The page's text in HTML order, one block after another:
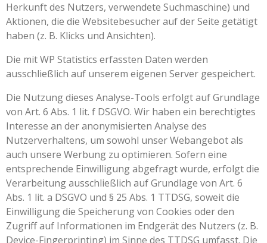
Herkunft des Nutzers, verwendete Suchmaschine) und
Aktionen, die die Websitebesucher auf der Seite getätigt
haben (z. B. Klicks und Ansichten).
Die mit WP Statistics erfassten Daten werden
ausschließlich auf unserem eigenen Server gespeichert.
Die Nutzung dieses Analyse-Tools erfolgt auf Grundlage
von Art. 6 Abs. 1 lit. f DSGVO. Wir haben ein berechtigtes
Interesse an der anonymisierten Analyse des
Nutzerverhaltens, um sowohl unser Webangebot als
auch unsere Werbung zu optimieren. Sofern eine
entsprechende Einwilligung abgefragt wurde, erfolgt die
Verarbeitung ausschließlich auf Grundlage von Art. 6
Abs. 1 lit. a DSGVO und § 25 Abs. 1 TTDSG, soweit die
Einwilligung die Speicherung von Cookies oder den
Zugriff auf Informationen im Endgerät des Nutzers (z. B.
Device-Fingerprinting) im Sinne des TTDSG umfasst. Die